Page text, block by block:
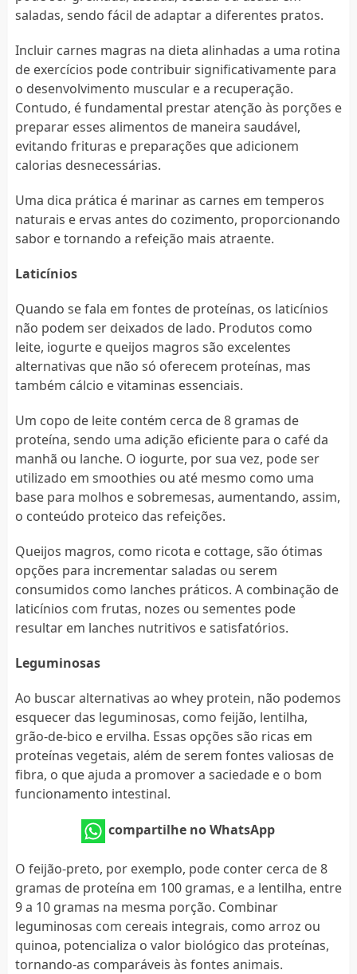
saladas, sendo fácil de adaptar a diferentes pratos.
Incluir carnes magras na dieta alinhadas a uma rotina
de exercícios pode contribuir significativamente para
o desenvolvimento muscular e a recuperação.
Contudo, é fundamental prestar atenção às porções e
preparar esses alimentos de maneira saudável,
evitando frituras e preparações que adicionem
calorias desnecessárias.
Uma dica prática é marinar as carnes em temperos
naturais e ervas antes do cozimento, proporcionando
sabor e tornando a refeição mais atraente.
Laticínios
Quando se fala em fontes de proteínas, os laticínios
não podem ser deixados de lado. Produtos como
leite, iogurte e queijos magros são excelentes
alternativas que não só oferecem proteínas, mas
também cálcio e vitaminas essenciais.
Um copo de leite contém cerca de 8 gramas de
proteína, sendo uma adição eficiente para o café da
manhã ou lanche. O iogurte, por sua vez, pode ser
utilizado em smoothies ou até mesmo como uma
base para molhos e sobremesas, aumentando, assim,
o conteúdo proteico das refeições.
Queijos magros, como ricota e cottage, são ótimas
opções para incrementar saladas ou serem
consumidos como lanches práticos. A combinação de
laticínios com frutas, nozes ou sementes pode
resultar em lanches nutritivos e satisfatórios.
Leguminosas
Ao buscar alternativas ao whey protein, não podemos
esquecer das leguminosas, como feijão, lentilha,
grão-de-bico e ervilha. Essas opções são ricas em
proteínas vegetais, além de serem fontes valiosas de
fibra, o que ajuda a promover a saciedade e o bom
funcionamento intestinal.
compartilhe no WhatsApp
O feijão-preto, por exemplo, pode conter cerca de 8
gramas de proteína em 100 gramas, e a lentilha, entre
9 a 10 gramas na mesma porção. Combinar
leguminosas com cereais integrais, como arroz ou
quinoa, potencializa o valor biológico das proteínas,
tornando-as comparáveis às fontes animais.